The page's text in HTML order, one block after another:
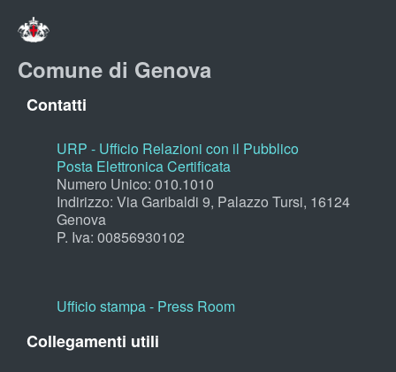
Comune di Genova
Contatti
URP - Ufficio Relazioni con il Pubblico
Posta Elettronica Certificata
Numero Unico: 010.1010
Indirizzo: Via Garibaldi 9, Palazzo Tursi, 16124
Genova
P. Iva: 00856930102
Ufficio stampa - Press Room
Collegamenti utili